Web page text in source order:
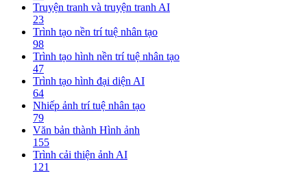
Truyện tranh và truyện tranh AI
23
Trình tạo nền trí tuệ nhân tạo
98
Trình tạo hình nền trí tuệ nhân tạo
47
Trình tạo hình đại diện AI
64
Nhiếp ảnh trí tuệ nhân tạo
79
Văn bản thành Hình ảnh
155
Trình cải thiện ảnh AI
121